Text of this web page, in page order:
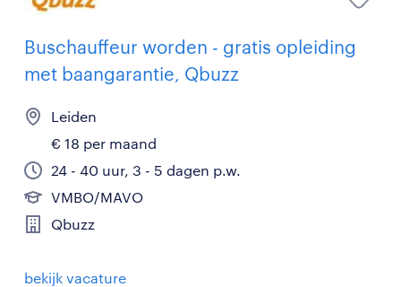
Buschauffeur worden - gratis opleiding
met baangarantie, Qbuzz
Leiden
€ 18 per maand
24 - 40 uur, 3 - 5 dagen p.w.
VMBO/MAVO
Qbuzz
bekijk vacature